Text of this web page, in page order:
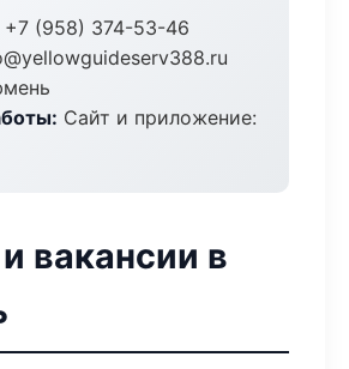
+7 (958) 374-53-46
Сайт и приложение:
вакансии в